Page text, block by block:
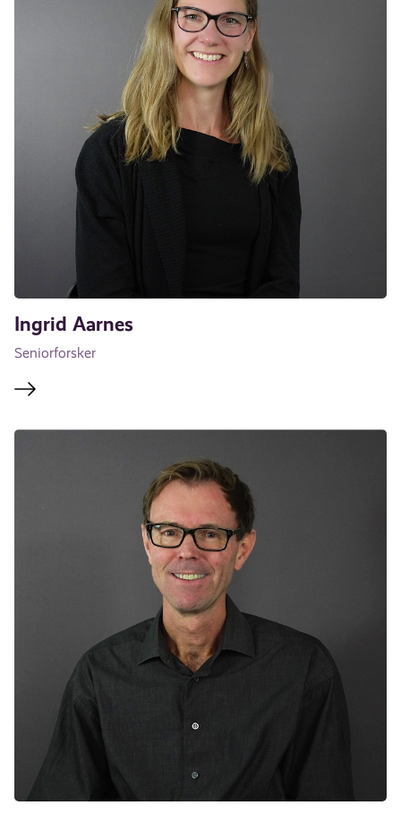
Ingrid Aarnes
Seniorforsker